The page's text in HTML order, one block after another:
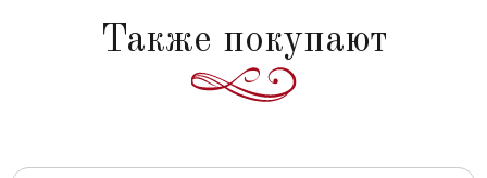
Также покупают